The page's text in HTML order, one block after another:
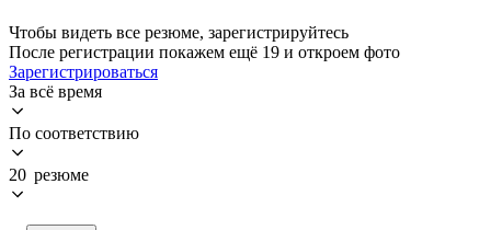
Чтобы видеть все резюме, зарегистрируйтесь
После регистрации покажем ещё 19 и откроем фото
Зарегистрироваться
За всё время
По соответствию
20 резюме